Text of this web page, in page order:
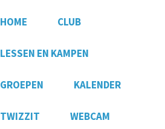
HOME CLUB
LESSEN EN KAMPEN
GROEPEN KALENDER
TWIZZIT WEBCAM